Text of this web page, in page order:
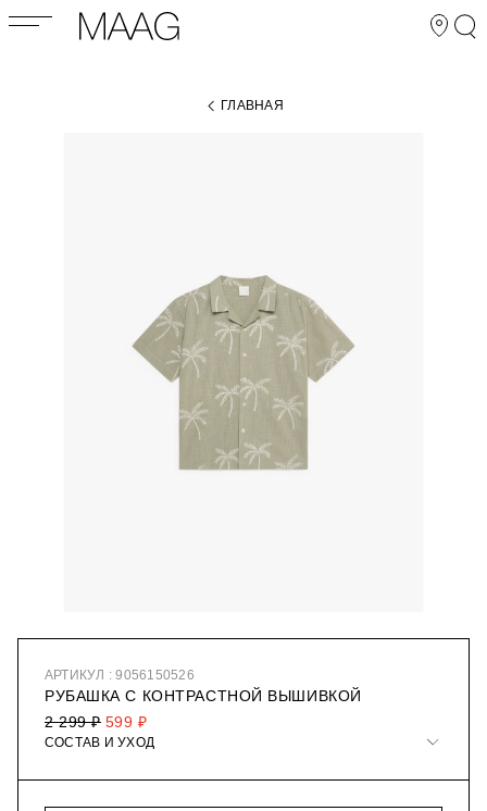
ГЛАВНАЯ
АРТИКУЛ : 9056150526
РУБАШКА С КОНТРАСТНОЙ ВЫШИВКОЙ
599 ₽
2 299 ₽
СОСТАВ И УХОД